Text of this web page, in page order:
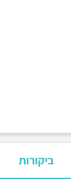
ביקורות